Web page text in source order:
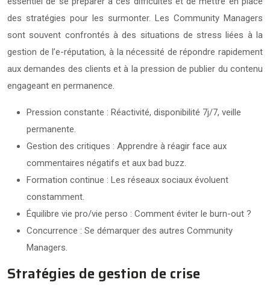
des stratégies pour les surmonter. Les Community Managers
sont souvent confrontés à des situations de stress liées à la
gestion de l’e-réputation, à la nécessité de répondre rapidement
aux demandes des clients et à la pression de publier du contenu
engageant en permanence.
Pression constante : Réactivité, disponibilité 7j/7, veille
permanente.
Gestion des critiques : Apprendre à réagir face aux
commentaires négatifs et aux bad buzz.
Formation continue : Les réseaux sociaux évoluent
constamment.
Équilibre vie pro/vie perso : Comment éviter le burn-out ?
Concurrence : Se démarquer des autres Community
Managers.
Stratégies de gestion de crise